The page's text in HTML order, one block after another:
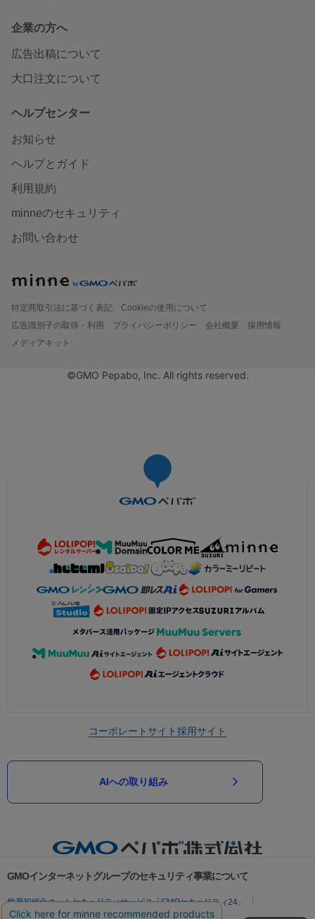
企業の方へ
広告出稿について
大口注文について
ヘルプセンター
お知らせ
ヘルプとガイド
利用規約
minneのセキュリティ
お問い合わせ
特定商取引法に基づく表記
Cookieの使用について
広告識別子の取得・利用
プライバシーポリシー 会社概要
採用情報
メディアキット
©GMO Pepabo, Inc. All rights reserved.
コーポレートサイト採用サイト
AIへの取り組み
GMOインターネットグループのセキュリティ事業について
世界初総合ネットセキュリティサービス「GMOセキュリティ24」